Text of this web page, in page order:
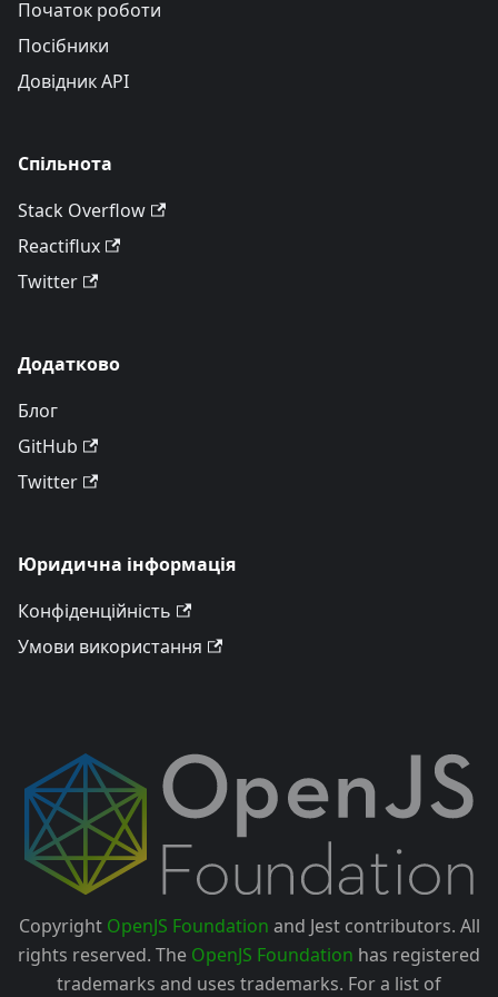
Початок роботи
Посібники
Довідник API
Спільнота
Stack Overflow
Reactiflux
Twitter
Додатково
Блог
GitHub
Twitter
Юридична інформація
Конфіденційність
Умови використання
Copyright OpenJS Foundation and Jest contributors. All
rights reserved. The OpenJS Foundation has registered
trademarks and uses trademarks. For a list of